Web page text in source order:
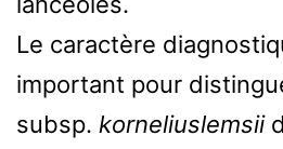
Le caractère
important pour
subsp. korneliuslemsii